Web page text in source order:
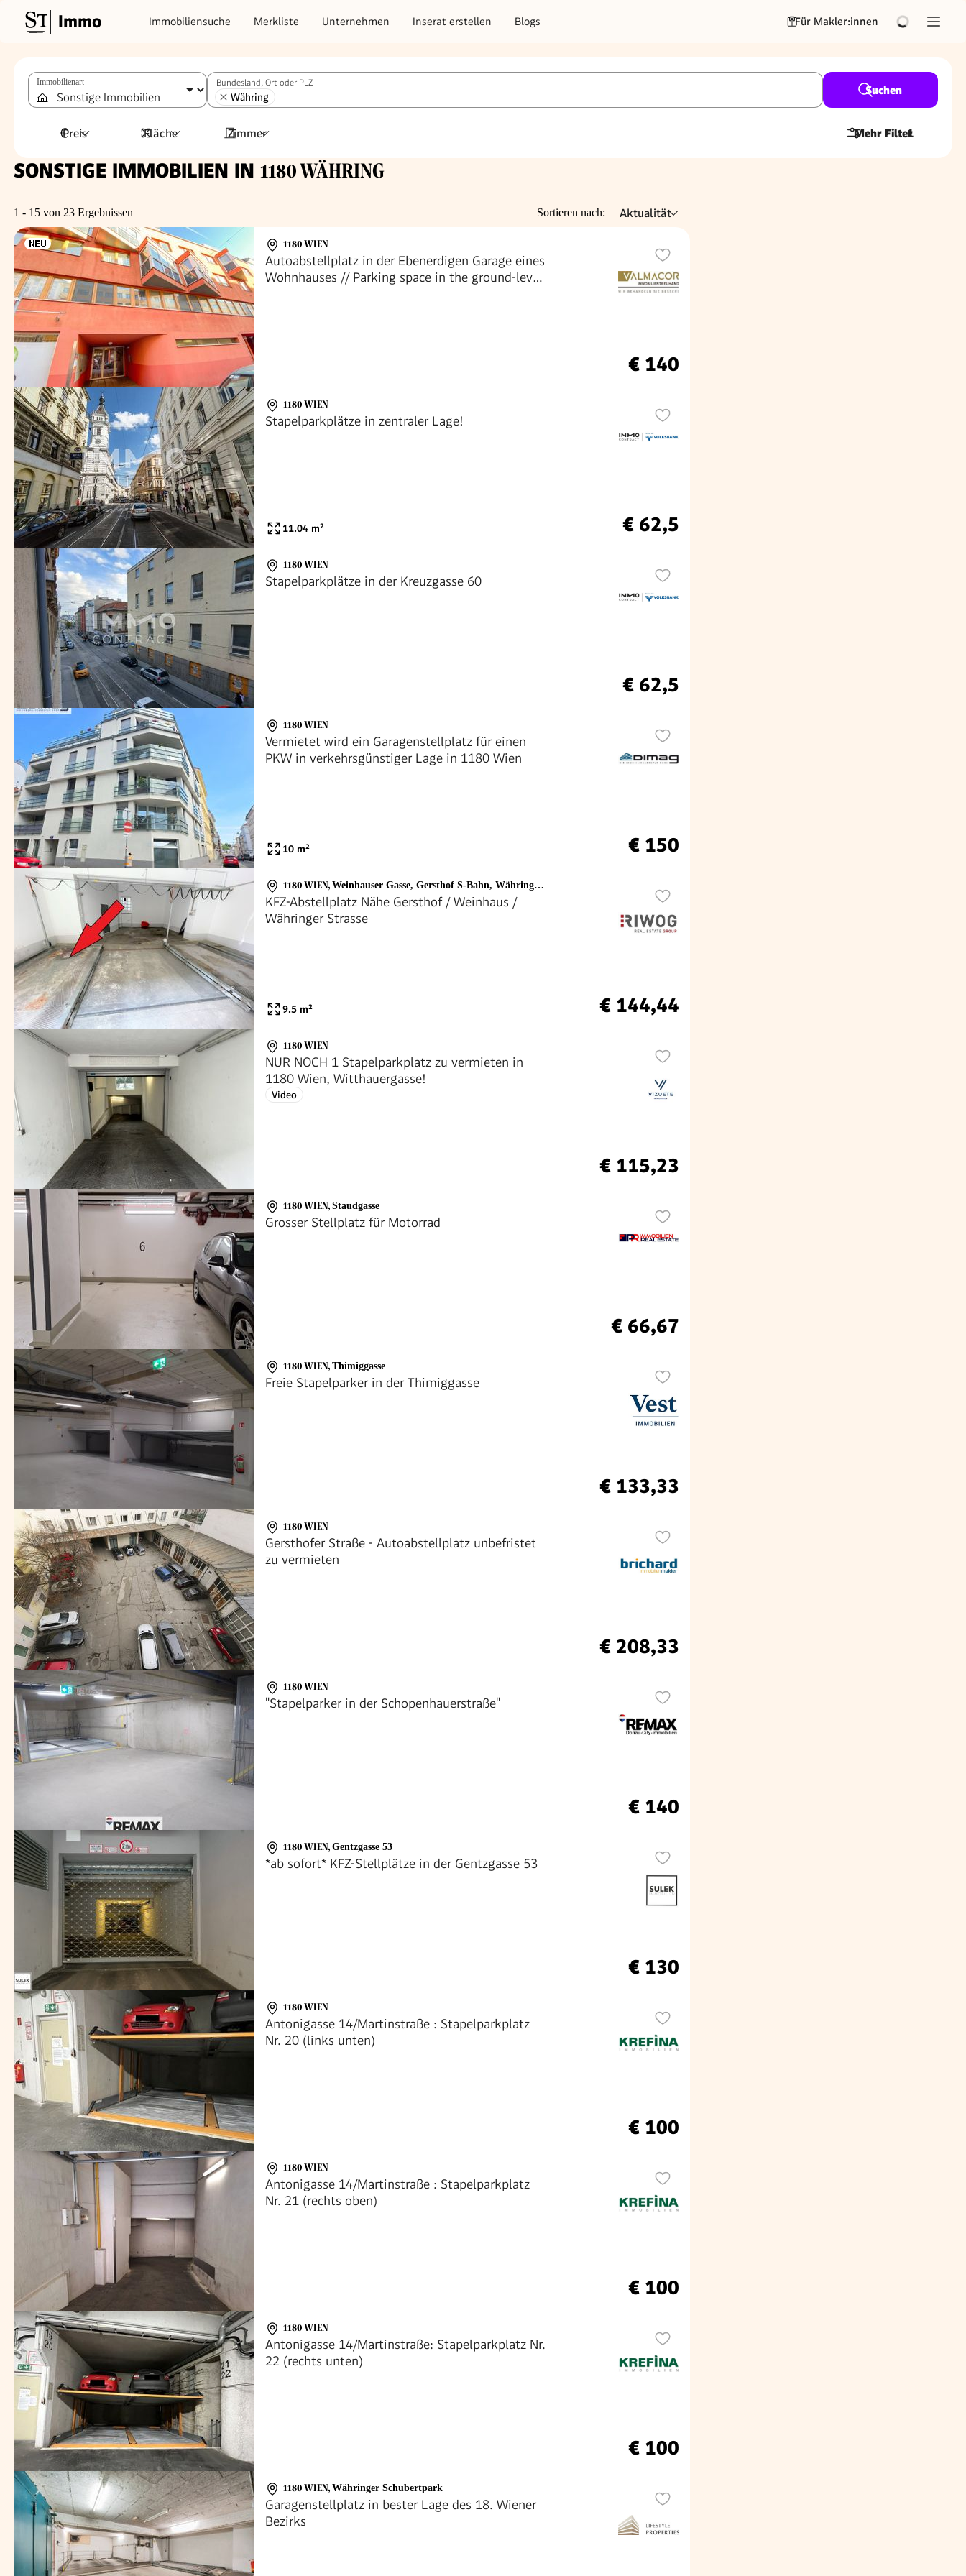
Immo Immobiliensuche Merkliste Unternehmen Inserat erstellen Blogs Für Makler:innen
Immobilienart Bundesland, Ort oder PLZ
Währing
Suchen
Preis Fläche Zimmer Mehr Filter
1
SONSTIGE IMMOBILIEN IN 1180 WÄHRING
1 - 15 von 23 Ergebnissen Sortieren nach: Aktualität
1180 WIEN
Autoabstellplatz in der Ebenerdigen Garage eines
Wohnhauses // Parking space in the ground-level
€ 140
1180 WIEN
Stapelparkplätze in zentraler Lage!
11.04 m² € 62,5
1180 WIEN
Stapelparkplätze in der Kreuzgasse 60
€ 62,5
1180 WIEN
Vermietet wird ein Garagenstellplatz für einen
PKW in verkehrsgünstiger Lage in 1180 Wien
10 m² € 150
1180 WIEN, Weinhauser Gasse, Gersthof S-Bahn, Währinger Straße, Gersthofer Platzl
KFZ-Abstellplatz Nähe Gersthof / Weinhaus /
Währinger Strasse
9.5 m² € 144,44
1180 WIEN
NUR NOCH 1 Stapelparkplatz zu vermieten in
1180 Wien, Witthauergasse!
Video
€ 115,23
1180 WIEN, Staudgasse
Grosser Stellplatz für Motorrad
€ 66,67
1180 WIEN, Thimiggasse
Freie Stapelparker in der Thimiggasse
€ 133,33
1180 WIEN
Gersthofer Straße - Autoabstellplatz unbefristet
zu vermieten
€ 208,33
1180 WIEN
"Stapelparker in der Schopenhauerstraße"
€ 140
1180 WIEN, Gentzgasse 53
*ab sofort* KFZ-Stellplätze in der Gentzgasse 53
€ 130
1180 WIEN
Antonigasse 14/Martinstraße : Stapelparkplatz
Nr. 20 (links unten)
€ 100
1180 WIEN
Antonigasse 14/Martinstraße : Stapelparkplatz
Nr. 21 (rechts oben)
€ 100
1180 WIEN
Antonigasse 14/Martinstraße: Stapelparkplatz Nr.
22 (rechts unten)
€ 100
1180 WIEN, Währinger Schubertpark
Garagenstellplatz in bester Lage des 18. Wiener
Bezirks